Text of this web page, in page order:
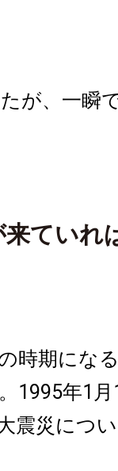
が、一瞬
来ていれ
時期にな
1995年1
震災につ